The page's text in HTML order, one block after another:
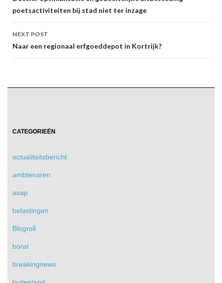
poetsactiviteiten bij stad niet ter inzage
NEXT POST
Naar een regionaal erfgoeddepot in Kortrijk?
CATEGORIEËN
actualiteitsbericht
ambtenaren
asap
belastingen
Blogroll
borat
breakingnews